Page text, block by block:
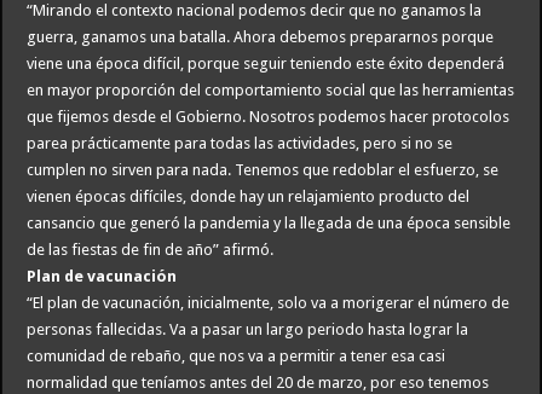
“Mirando el contexto nacional podemos decir que no ganamos la
guerra, ganamos una batalla. Ahora debemos prepararnos porque
viene una época difícil, porque seguir teniendo este éxito dependerá
en mayor proporción del comportamiento social que las herramientas
que fijemos desde el Gobierno. Nosotros podemos hacer protocolos
parea prácticamente para todas las actividades, pero si no se
cumplen no sirven para nada. Tenemos que redoblar el esfuerzo, se
vienen épocas difíciles, donde hay un relajamiento producto del
cansancio que generó la pandemia y la llegada de una época sensible
de las fiestas de fin de año” afirmó.
Plan de vacunación
“El plan de vacunación, inicialmente, solo va a morigerar el número de
personas fallecidas. Va a pasar un largo periodo hasta lograr la
comunidad de rebaño, que nos va a permitir a tener esa casi
normalidad que teníamos antes del 20 de marzo, por eso tenemos